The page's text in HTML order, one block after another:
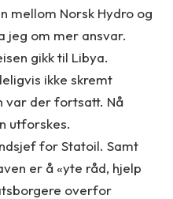
mellom Norsk Hydro og
jeg om mer ansvar.
gikk til Libya.
ikke skremt
var der fortsatt. Nå
utforskes.
for Statoil. Samt
er å «yte råd, hjelp
overfor